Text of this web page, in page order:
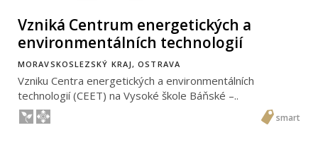
Vzniká Centrum energetických a
environmentálních technologií
MORAVSKOSLEZSKÝ KRAJ, OSTRAVA
Vzniku Centra energetických a environmentálních
technologií (CEET) na Vysoké škole Báňské –..
smart